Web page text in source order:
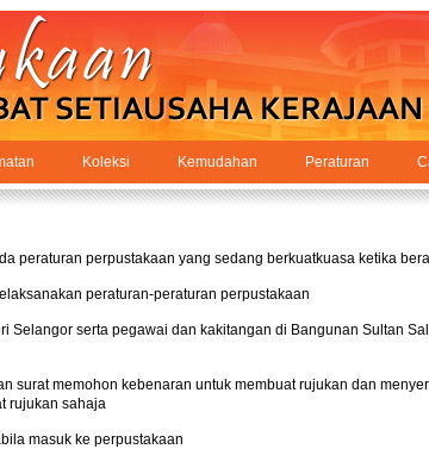
Koleksi Kemudahan Peraturan
peraturan perpustakaan yang sedang berkuatkuasa ketika
peraturan-peraturan perpustakaan
Selangor serta pegawai dan kakitangan di Bangunan Sultan
surat memohon kebenaran untuk membuat rujukan dan
rujukan sahaja
masuk ke perpustakaan